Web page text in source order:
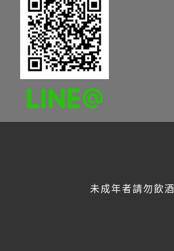
未成年者請勿飲酒